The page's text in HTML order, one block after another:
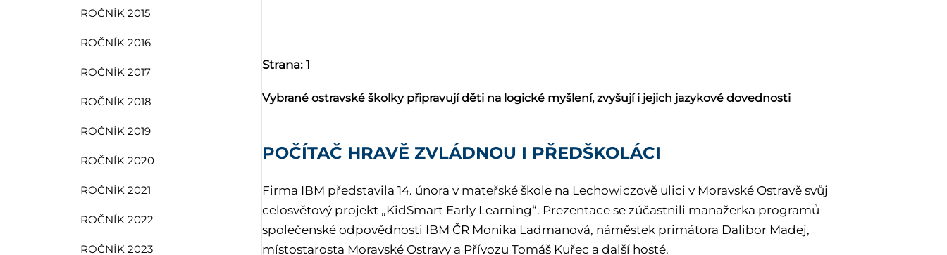
ROČNÍK 2015
ROČNÍK 2016
ROČNÍK 2017
ROČNÍK 2018
ROČNÍK 2019
ROČNÍK 2020
ROČNÍK 2021
ROČNÍK 2022
ROČNÍK 2023
Strana: 1
Vybrané ostravské školky připravují děti na logické myšlení, zvyšují i jejich jazykové dovednosti
POČÍTAČ HRAVĚ ZVLÁDNOU I PŘEDŠKOLÁCI
Firma IBM představila 14. února v mateřské škole na Lechowiczově ulici v Moravské Ostravě svůj
celosvětový projekt „KidSmart Early Learning“. Prezentace se zúčastnili manažerka programů
společenské odpovědnosti IBM ČR Monika Ladmanová, náměstek primátora Dalibor Madej,
místostarosta Moravské Ostravy a Přívozu Tomáš Kuřec a další hosté.